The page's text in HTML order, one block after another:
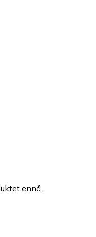
ennå.